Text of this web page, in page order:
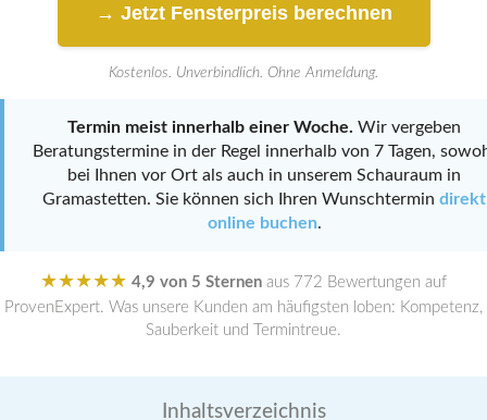
→ Jetzt Fensterpreis berechnen
Kostenlos. Unverbindlich. Ohne Anmeldung.
Termin meist innerhalb einer Woche. Wir vergeben
Beratungstermine in der Regel innerhalb von 7 Tagen,
bei Ihnen vor Ort als auch in unserem Schauraum in
Gramastetten. Sie können sich Ihren Wunschtermin direkt
online buchen.
★★★★★ 4,9 von 5 Sternen aus 772 Bewertungen auf
ProvenExpert. Was unsere Kunden am häufigsten loben: Kompetenz,
Sauberkeit und Termintreue.
Inhaltsverzeichnis